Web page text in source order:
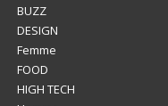
BUZZ
DESIGN
Femme
FOOD
HIGH TECH